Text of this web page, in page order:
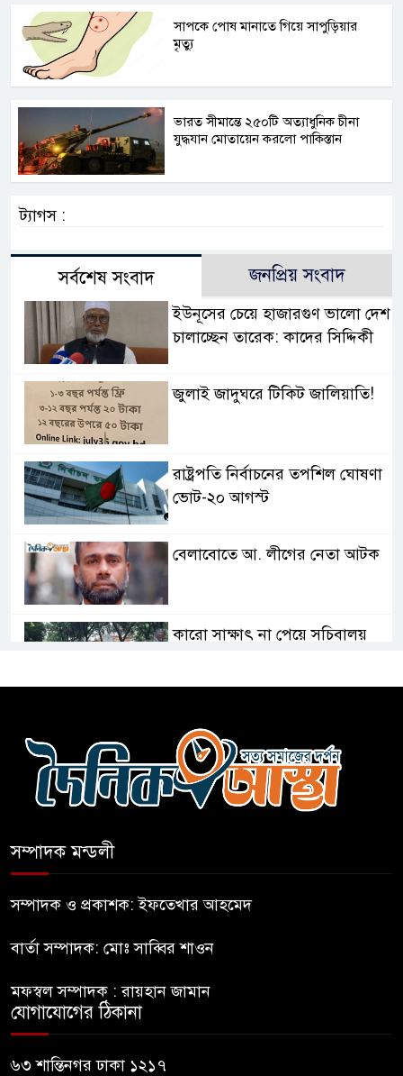
সাপকে পোষ মানাতে গিয়ে সাপুড়িয়ার
মৃত্যু
ভারত সীমান্তে ২৫০টি অত্যাধুনিক চীনা
যুদ্ধযান মোতায়েন করলো পাকিস্তান
ট্যাগস :
সর্বশেষ সংবাদ জনপ্রিয় সংবাদ
ইউনূসের চেয়ে হাজারগুণ ভালো দেশ
চালাচ্ছেন তারেক: কাদের সিদ্দিকী
জুলাই জাদুঘরে টিকিট জালিয়াতি!
রাষ্ট্রপতি নির্বাচনের তপশিল ঘোষণা
ভোট-২০ আগস্ট
বেলাবোতে আ. লীগের নেতা আটক
কারো সাক্ষাৎ না পেয়ে সচিবালয়
সচিবালয় অভিমুখে ১১ দলীয়
ঐক্যের পদযাত্রা আটকে দিলো
সুযোগ দেওয়ায় ঢাকার ক্ষোভ
অনুষ্ঠানস্থল থেকে বের করে
সম্পাদক মন্ডলী
সম্পাদক ও প্রকাশক: ইফতেখার আহমেদ
বার্তা সম্পাদক: মোঃ সাব্বির শাওন
মফস্বল সম্পাদক : রায়হান জামান
যোগাযোগের ঠিকানা
৬৩ শান্তিনগর ঢাকা ১২১৭